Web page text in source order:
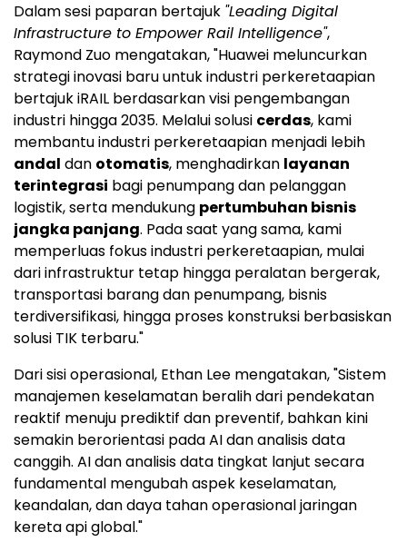
Dalam sesi paparan bertajuk "Leading Digital
Infrastructure to Empower Rail Intelligence",
Raymond Zuo mengatakan, "Huawei meluncurkan
strategi inovasi baru untuk industri perkeretaapian
bertajuk iRAIL berdasarkan visi pengembangan
industri hingga 2035. Melalui solusi cerdas, kami
membantu industri perkeretaapian menjadi lebih
andal dan otomatis, menghadirkan layanan
terintegrasi bagi penumpang dan pelanggan
logistik, serta mendukung pertumbuhan bisnis
jangka panjang. Pada saat yang sama, kami
memperluas fokus industri perkeretaapian, mulai
dari infrastruktur tetap hingga peralatan bergerak,
transportasi barang dan penumpang, bisnis
terdiversifikasi, hingga proses konstruksi berbasiskan
solusi TIK terbaru."
Dari sisi operasional, Ethan Lee mengatakan, "Sistem
manajemen keselamatan beralih dari pendekatan
reaktif menuju prediktif dan preventif, bahkan kini
semakin berorientasi pada AI dan analisis data
canggih. AI dan analisis data tingkat lanjut secara
fundamental mengubah aspek keselamatan,
keandalan, dan daya tahan operasional jaringan
kereta api global."